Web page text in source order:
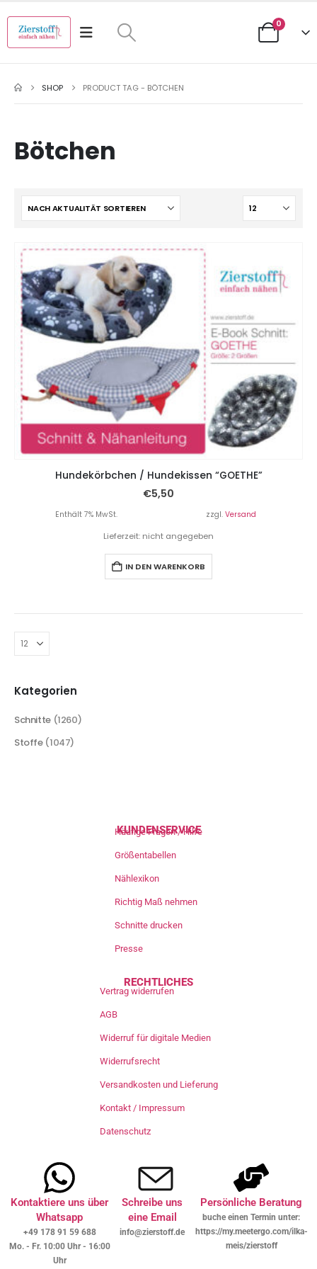
0
SHOP PRODUCT TAG - BÖTCHEN
Bötchen
Hundekörbchen / Hundekissen “GOETHE”
€5,50
Enthält 7% MwSt. zzgl. Versand
Lieferzeit: nicht angegeben
IN DEN WARENKORB
Kategorien
Schnitte (1260)
Stoffe (1047)
KUNDENSERVICE
Häufige Fragen / Hilfe
Größentabellen
Nählexikon
Richtig Maß nehmen
Schnitte drucken
Presse
RECHTLICHES
Vertrag widerrufen
AGB
Widerruf für digitale Medien
Widerrufsrecht
Versandkosten und Lieferung
Kontakt / Impressum
Datenschutz
Kontaktiere uns über
Whatsapp
+49 178 91 59 688
Mo. - Fr. 10:00 Uhr - 16:00
Uhr
Schreibe uns
eine Email
info@zierstoff.de
Persönliche Beratung
buche einen Termin unter:
https://my.meetergo.com/ilka-
meis/zierstoff